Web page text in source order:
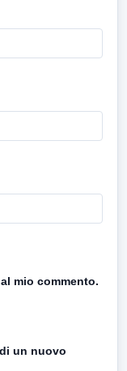
mio commento.
un nuovo